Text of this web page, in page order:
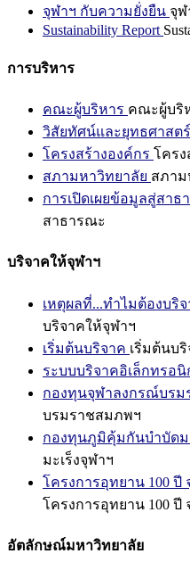
จุฬาฯ กับความยั่งยืน จุฬ
Sustainability Report
การบริหาร
คณะผู้บริหาร คณะผู้บริ
วิสัยทัศน์และยุทธศาสตร์
โครงสร้างองค์กร โครง
สภามหาวิทยาลัย สภาม
การเปิดเผยข้อมูลสู่สาธ
สาธารณะ
บริจาคให้จุฬาฯ
เหตุผลที่...ทำไมต้องบริ
บริจาคให้จุฬาฯ
เริ่มต้นบริจาค เริ่มต้นบ
ระบบบริจาคอิเล็กทรอนิ
กองทุนจุฬาลงกรณ์บรม
บรมราชสมภพฯ
กองทุนภูมิคุ้มกันบำบัดม
มะเร็งจุฬาฯ
โครงการอุทยาน 100
โครงการอุทยาน 100
อัตลักษณ์มหาวิทยาลัย